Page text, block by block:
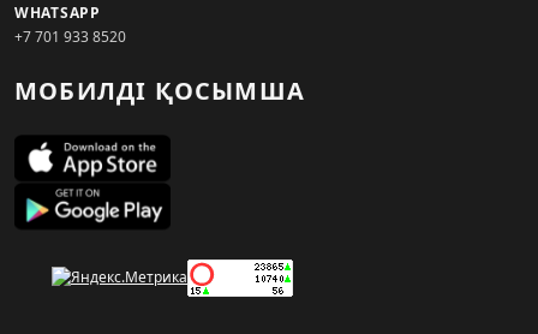
WHATSAPP
+7 701 933 8520
МОБИЛДІ ҚОСЫМША